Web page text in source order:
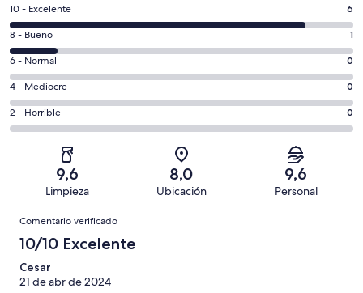
6
comentarios
de
un
total
de
7
con
puntuación
10 - Excelente 6
1
comentarios
de
un
total
de
puntuación
8 - Bueno 1
0
comentarios
de
un
total
puntuación
Normal
6 - Normal 0
0
comentarios
de
una
puntuación
4 - Mediocre 0
0
comentarios
una
puntuación
de
2 - Horrible 0
9,6
Limpieza
8,0
Ubicación
9,6
Personal
Comentarios
Comentario verificado
10/10 Excelente
Cesar
21 de abr de 2024